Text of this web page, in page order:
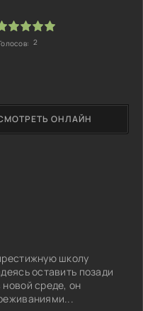
школу
оставить позади
среде, он
ОНЛАЙН
2